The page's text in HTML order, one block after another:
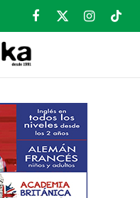
Facebook
X
Instagram